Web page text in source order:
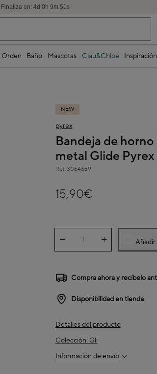
| Finaliza en: 4d 0 h 9m 50s
Orden Baño Mascotas Clau&Chloe Inspiración
NEW
pyrex
Bandeja de
metal Glide Pyrex
Ref. 3064669
15,90€
Añadir
Compra ahora y recíbelo
Disponibilidad en tienda
Detalles del producto
Colección: Gli
Información de envío